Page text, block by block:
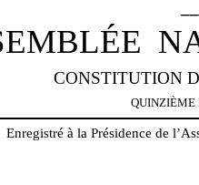
CONSTITUTION
QUINZIÈME
Enregistré à la Présidence de